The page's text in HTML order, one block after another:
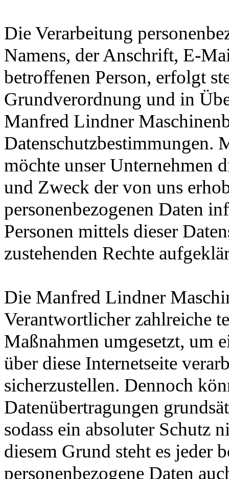
Die Verarbeitung
Namens, der Anschrift, E-
betroffenen Person, erfolgt
Grundverordnung und in
Manfred Lindner
Datenschutzbestimmungen.
möchte unser Unternehmen
und Zweck der von uns
personenbezogenen Daten
Personen mittels dieser
zustehenden Rechte
Die Manfred Lindner
Verantwortlicher zahlreiche
Maßnahmen umgesetzt, um
über diese Internetseite
sicherzustellen. Dennoch
Datenübertragungen
sodass ein absoluter Schutz
diesem Grund steht es jeder
personenbezogene Daten